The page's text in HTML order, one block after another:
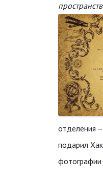
отделения
подарил
фотографии